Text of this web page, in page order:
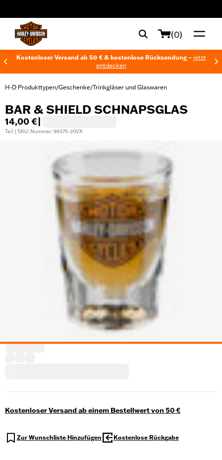
(0)
Kostenloser Versand ab 50 € & kostenlose Rücksendung – jetzt
entdecken
H-D Produkttypen/Geschenke/Trinkgläser und Glaswaren
BAR & SHIELD SCHNAPSGLAS
14,00 €
Teil | SKU-Nummer: 99375-20VX
Kostenloser Versand ab einem Bestellwert von 50 €
Zur Wunschliste Hinzufügen Kostenlose Rückgabe